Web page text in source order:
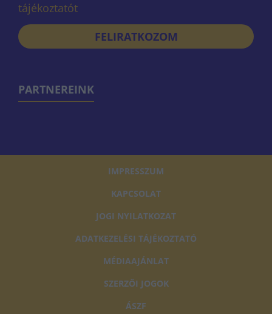
tájékoztatót
FELIRATKOZOM
PARTNEREINK
IMPRESSZUM
KAPCSOLAT
JOGI NYILATKOZAT
ADATKEZELÉSI TÁJÉKOZTATÓ
MÉDIAAJÁNLAT
SZERZŐI JOGOK
ÁSZF